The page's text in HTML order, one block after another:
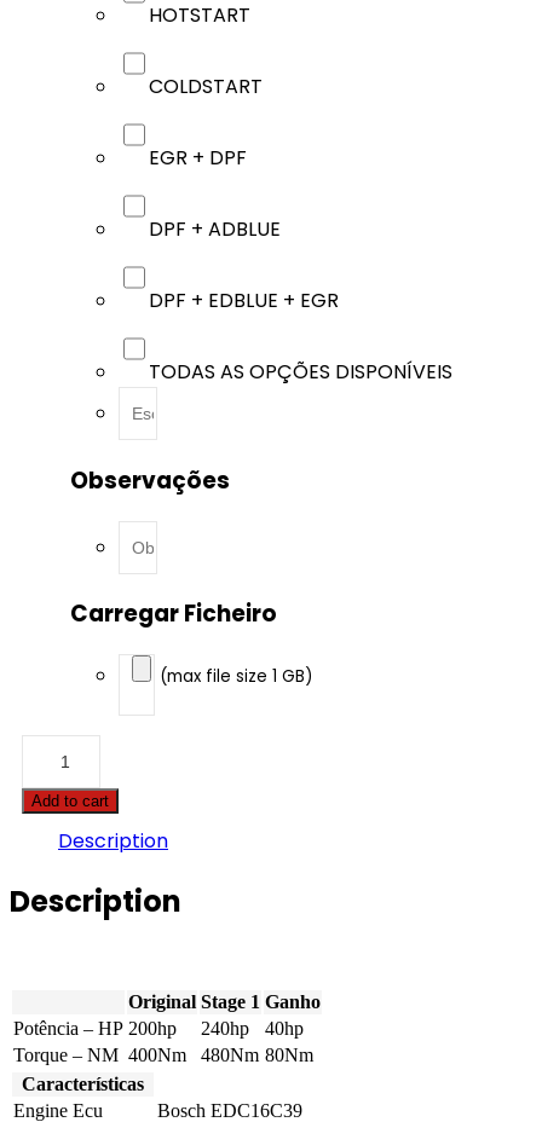
HOTSTART
COLDSTART
EGR + DPF
DPF + ADBLUE
DPF + EDBLUE + EGR
TODAS AS OPÇÕES DISPONÍVEIS
Observações
Carregar Ficheiro
(max file size 1 GB)
Romeo
-
Brera
20V
200hp
Add to cart
Description
Description
Original Stage 1 Ganho
Potência – HP 200hp 240hp
40hp
Torque – NM 400Nm 480Nm 80Nm
Características
Engine Ecu
Bosch EDC16C39